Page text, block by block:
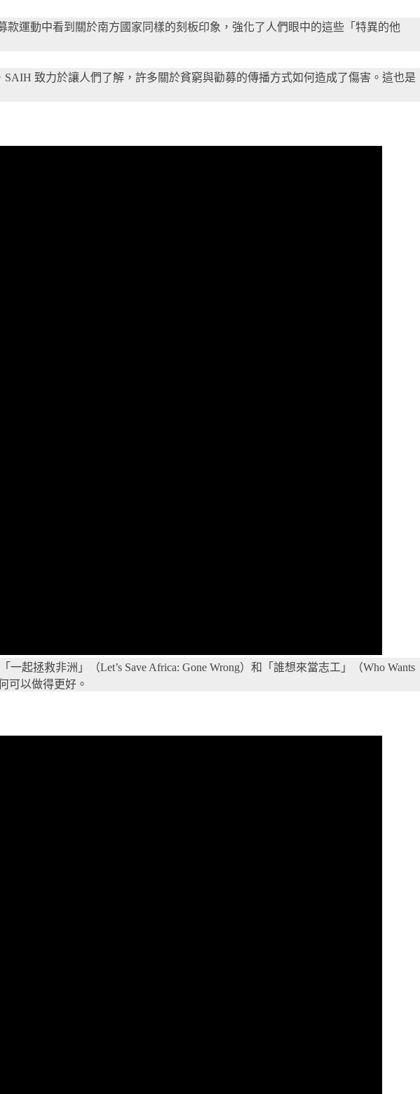
運動中看到關於南方國家同樣的刻板印象，強化了人們眼中的這些「特異的他
致力於讓人們了解，許多關於貧窮與勸募的傳播方式如何造成了傷害。這也是
拯救非洲」（Let’s Save Africa: Gone Wrong）和「誰想來當志工」（Who Wants
可以做得更好。